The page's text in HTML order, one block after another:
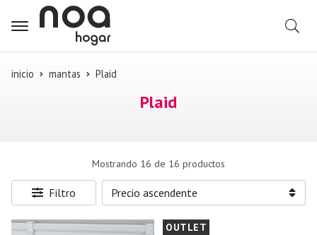
inicio mantas Plaid
Plaid
Mostrando 16 de 16 productos
Filtro
OUTLET